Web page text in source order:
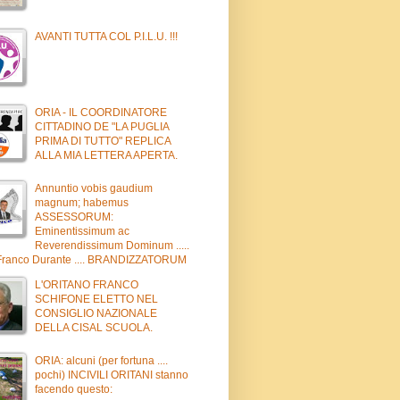
AVANTI TUTTA COL P.I.L.U. !!!
ORIA - IL COORDINATORE
CITTADINO DE "LA PUGLIA
PRIMA DI TUTTO" REPLICA
ALLA MIA LETTERA APERTA.
Annuntio vobis gaudium
magnum; habemus
ASSESSORUM:
Eminentissimum ac
Reverendissimum Dominum .....
Durante .... BRANDIZZATORUM
L'ORITANO FRANCO
SCHIFONE ELETTO NEL
CONSIGLIO NAZIONALE
DELLA CISAL SCUOLA.
ORIA: alcuni (per fortuna ....
pochi) INCIVILI ORITANI stanno
facendo questo: